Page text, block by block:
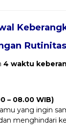
4 waktu
– 08.00 WIB)
yang ingin
menghindari